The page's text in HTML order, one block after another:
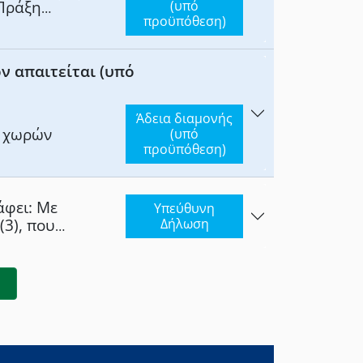
(υπό
προϋπόθεση)
απαιτείται (υπό
χωρών
Άδεια διαμονής
(υπό
προϋπόθεση)
Με
που
Β) «δεν έχω
για
Υπεύθυνη
Δήλωση